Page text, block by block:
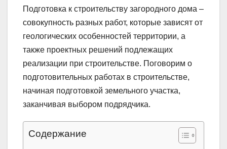
Подготовка к строительству загородного дома –
совокупность разных работ, которые зависят от
геологических особенностей территории, а
также проектных решений подлежащих
реализации при строительстве. Поговорим о
подготовительных работах в строительстве,
начиная подготовкой земельного участка,
заканчивая выбором подрядчика.
Содержание